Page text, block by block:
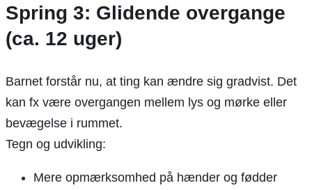
Spring 3: Glidende overgange
(ca. 12 uger)
Barnet forstår nu, at ting kan ændre sig gradvist. Det
kan fx være overgangen mellem lys og mørke eller
bevægelse i rummet.
Tegn og udvikling:
Mere opmærksomhed på hænder og fødder